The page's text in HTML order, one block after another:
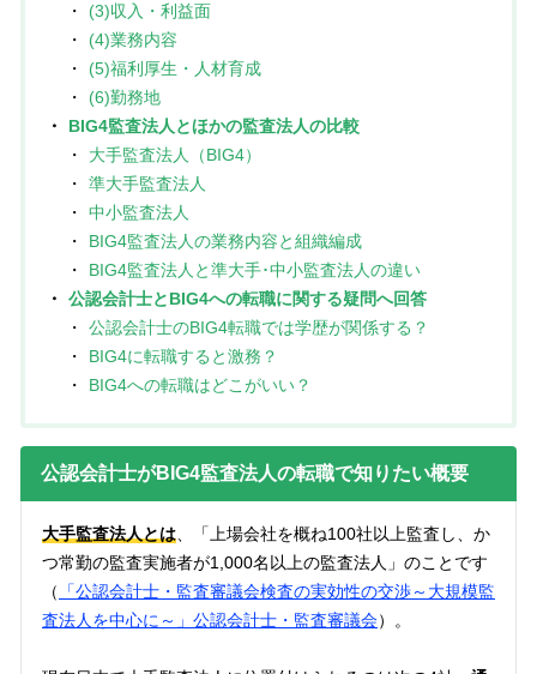
(3)収入・利益面
(4)業務内容
(5)福利厚生・人材育成
(6)勤務地
BIG4監査法人とほかの監査法人の比較
大手監査法人（BIG4）
準大手監査法人
中小監査法人
BIG4監査法人の業務内容と組織編成
BIG4監査法人と準大手･中小監査法人の違い
公認会計士とBIG4への転職に関する疑問へ回答
公認会計士のBIG4転職では学歴が関係する？
BIG4に転職すると激務？
BIG4への転職はどこがいい？
公認会計士がBIG4監査法人の転職で知りたい概要
大手監査法人とは 、「上場会社を概ね100社以上監査し、か
つ常勤の監査実施者が1,000名以上の監査法人」のことです
（
「公認会計士・監査審議会検査の実効性の交渉～大規模監
査法人を中心に～」公認会計士・監査審議会）。